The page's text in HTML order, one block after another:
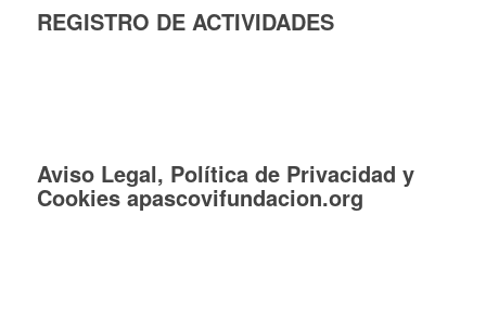
REGISTRO DE ACTIVIDADES
Aviso Legal, Política de Privacidad y
Cookies apascovifundacion.org